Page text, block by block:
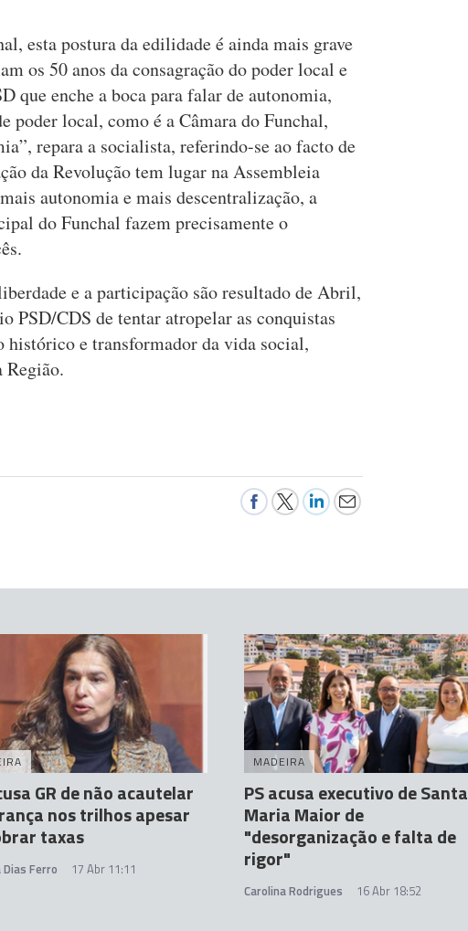
esta postura da edilidade é ainda mais grave
os 50 anos da consagração do poder local e
que enche a boca para falar de autonomia,
poder local, como é a Câmara do Funchal,
repara a socialista, referindo-se ao facto de
da Revolução tem lugar na Assembleia
autonomia e mais descentralização, a
do Funchal fazem precisamente o
e a participação são resultado de Abril,
PSD/CDS de tentar atropelar as conquistas
histórico e transformador da vida social,
GR de não acautelar
nos trilhos apesar
taxas
Ferro 17 Abr 11:11
MADEIRA
PS acusa executivo de Santa
Maria Maior de
"desorganização e falta de
rigor"
Carolina Rodrigues 16 Abr 18:52